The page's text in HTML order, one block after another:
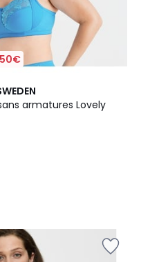
armatures Lovely